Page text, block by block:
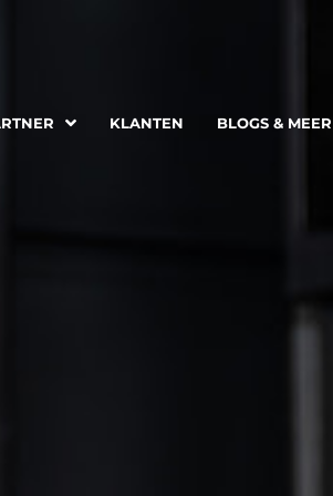
KLANTEN BLOGS & MEER
KLANTEN BLOGS & MEER